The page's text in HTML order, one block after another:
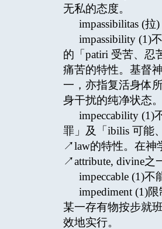
无私的态度。
impassibilitas (
impassibility (1)
的「patiri 受苦、忍
痛苦的特性。基督
一，亦指复活身体
身干扰的纯净状态。
impeccability (1)
罪」及「ibilis 可能
↗law的特性。在神
↗attribute, divine之
impeccable (1)
impediment (1)
某一存有物按步就
效地实行。